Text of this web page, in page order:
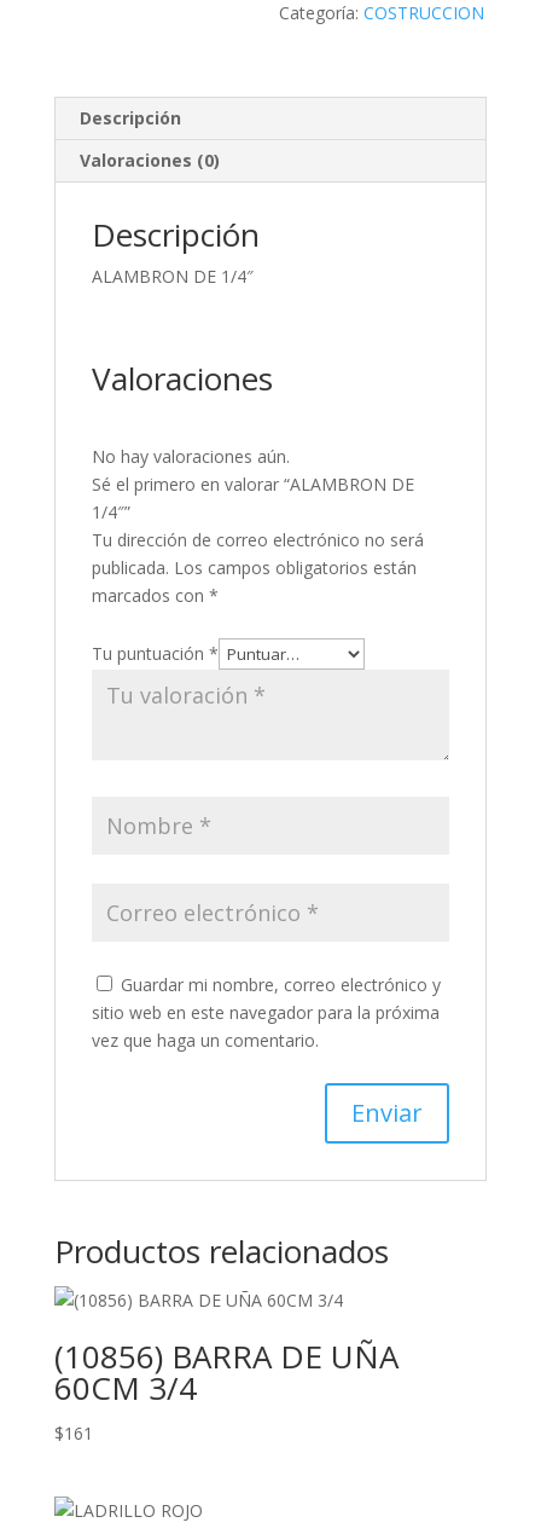
Categoría:COSTRUCCION
Descripción
Valoraciones (0)
Descripción
ALAMBRON DE 1/4″
Valoraciones
No hay valoraciones aún.
Sé el primero en valorar “ALAMBRON DE
1/4″”
Tu dirección de correo electrónico no será
publicada. Los campos obligatorios están
marcados con *
Tu puntuación *
Guardar mi nombre, correo electrónico y
sitio web en este navegador para la próxima
vez que haga un comentario.
Productos relacionados
(10856) BARRA DE UÑA
60CM 3/4
$161